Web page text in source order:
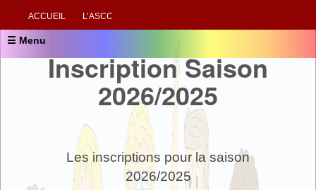
ACCUEIL L’ASCC
☰ Menu
Inscription Saison
2026/2025
Les inscriptions pour la saison
2026/2025